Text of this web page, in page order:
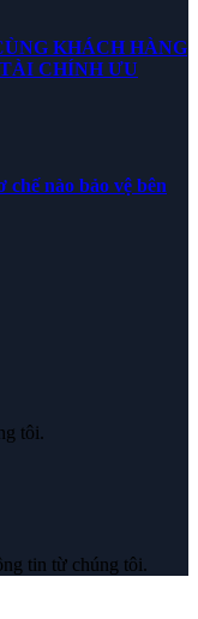
KHÁCH HÀNG
CHÍNH ƯU
nào bảo vệ bên
tôi.
tin từ chúng tôi.